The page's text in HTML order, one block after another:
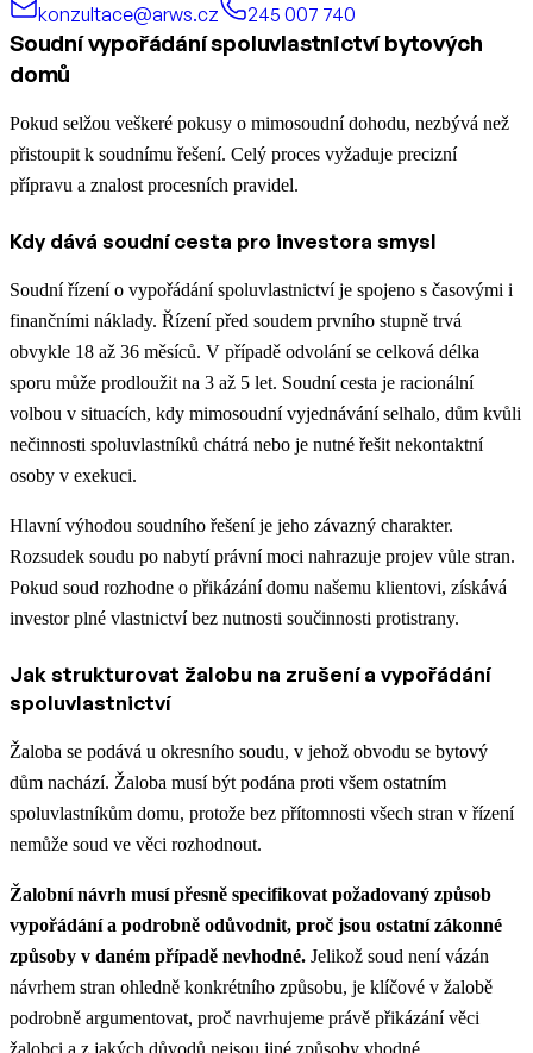
konzultace@arws.cz
245 007 740
Soudní vypořádání spoluvlastnictví bytových
domů
Pokud selžou veškeré pokusy o mimosoudní dohodu, nezbývá než
přistoupit k soudnímu řešení. Celý proces vyžaduje precizní
přípravu a znalost procesních pravidel.
Kdy dává soudní cesta pro investora smysl
Soudní řízení o vypořádání spoluvlastnictví je spojeno s časovými i
finančními náklady. Řízení před soudem prvního stupně trvá
obvykle 18 až 36 měsíců. V případě odvolání se celková délka
sporu může prodloužit na 3 až 5 let. Soudní cesta je racionální
volbou v situacích, kdy mimosoudní vyjednávání selhalo, dům kvůli
nečinnosti spoluvlastníků chátrá nebo je nutné řešit nekontaktní
osoby v exekuci.
Hlavní výhodou soudního řešení je jeho závazný charakter.
Rozsudek soudu po nabytí právní moci nahrazuje projev vůle stran.
Pokud soud rozhodne o přikázání domu našemu klientovi, získává
investor plné vlastnictví bez nutnosti součinnosti protistrany.
Jak strukturovat žalobu na zrušení a vypořádání
spoluvlastnictví
Žaloba se podává u okresního soudu, v jehož obvodu se bytový
dům nachází. Žaloba musí být podána proti všem ostatním
spoluvlastníkům domu, protože bez přítomnosti všech stran v řízení
nemůže soud ve věci rozhodnout.
Žalobní návrh musí přesně specifikovat požadovaný způsob
vypořádání a podrobně odůvodnit, proč jsou ostatní zákonné
způsoby v daném případě nevhodné. Jelikož soud není vázán
návrhem stran ohledně konkrétního způsobu, je klíčové v žalobě
podrobně argumentovat, proč navrhujeme právě přikázání věci
žalobci a z jakých důvodů nejsou jiné způsoby vhodné.